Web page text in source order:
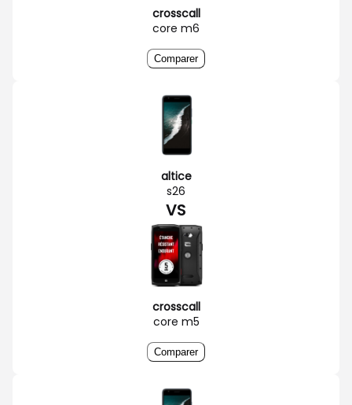
crosscall
core m6
Comparer
altice
s26
VS
crosscall
core m5
Comparer